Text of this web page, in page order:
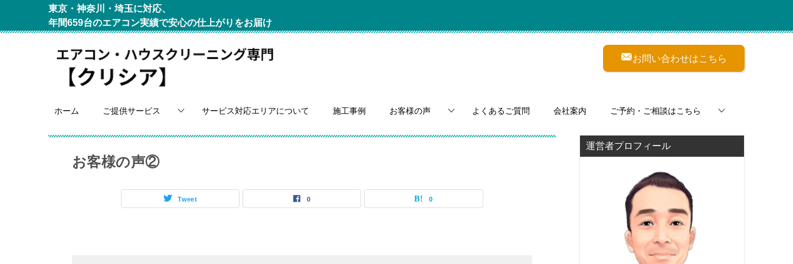
東京・神奈川・埼玉に対応、
年間659台のエアコン実績で安心の仕上がりをお届け
お問い合わせはこちら
ホーム ご提供サービス サービス対応エリアについて 施工事例 お客様の声 よくあるご質問 会社案内 ご予約・ご相談はこちら
お客様の声②
Tweet 0 0
運営者プロフィール